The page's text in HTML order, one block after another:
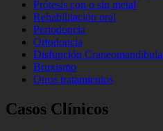
Prótesis con o sin metal
Rehabilitación oral
Periodoncia
Ortodoncia
Disfunción
Bruxismo
Otros tratamientos
Casos Clínicos